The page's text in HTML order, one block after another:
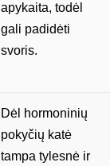
apykaita, todėl
gali padidėti
svoris.
Dėl hormoninių
pokyčių katė
tampa tylesnė ir